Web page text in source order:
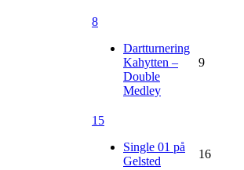
8
Dartturnering
Kahytten –
Double
Medley
9
15
Single 01 på
Gelsted
16